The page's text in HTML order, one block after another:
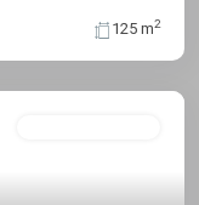
125 m2